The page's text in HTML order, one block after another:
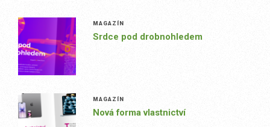
MAGAZÍN
Srdce pod drobnohledem
MAGAZÍN
Nová forma vlastnictví